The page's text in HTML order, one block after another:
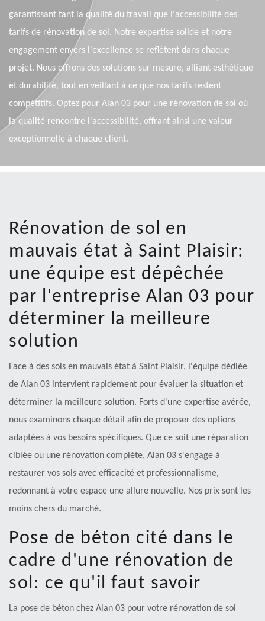
garantissant tant la qualité du travail que l'accessibilité des
tarifs de rénovation de sol. Notre expertise solide et notre
engagement envers l'excellence se reflètent dans chaque
projet. Nous offrons des solutions sur mesure, alliant esthétique
et durabilité, tout en veillant à ce que nos tarifs restent
compétitifs. Optez pour Alan 03 pour une rénovation de sol où
la qualité rencontre l'accessibilité, offrant ainsi une valeur
exceptionnelle à chaque client.
Rénovation de sol en
mauvais état à Saint Plaisir:
une équipe est dépêchée
par l'entreprise Alan 03 pour
déterminer la meilleure
solution
Face à des sols en mauvais état à Saint Plaisir, l'équipe dédiée
de Alan 03 intervient rapidement pour évaluer la situation et
déterminer la meilleure solution. Forts d'une expertise avérée,
nous examinons chaque détail afin de proposer des options
adaptées à vos besoins spécifiques. Que ce soit une réparation
ciblée ou une rénovation complète, Alan 03 s'engage à
restaurer vos sols avec efficacité et professionnalisme,
redonnant à votre espace une allure nouvelle. Nos prix sont les
moins chers du marché.
Pose de béton cité dans le
cadre d'une rénovation de
sol: ce qu'il faut savoir
La pose de béton chez Alan 03 pour votre rénovation de sol